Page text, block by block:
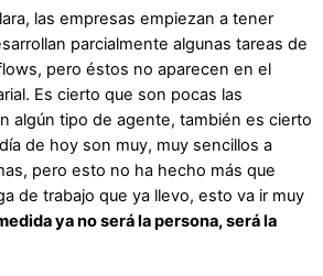
las empresas empiezan a tener
parcialmente algunas tareas de
pero éstos no aparecen en el
Es cierto que son pocas las
algún tipo de agente, también es cierto
de hoy son muy, muy sencillos a
pero esto no ha hecho más que
de trabajo que ya llevo, esto va ir muy
ya no será la persona, será la